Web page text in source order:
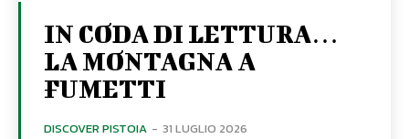
IN CODA DI LETTURA…
LA MONTAGNA A
FUMETTI
DISCOVER PISTOIA - 31 LUGLIO 2026